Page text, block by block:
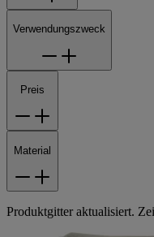
Verwendungszweck
Preis
Material
Produktgitter aktualisiert.